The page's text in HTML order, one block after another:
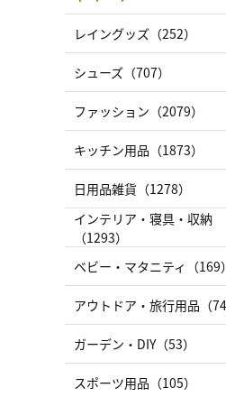
レイングッズ（252）
シューズ（707）
ファッション（2079）
キッチン用品（1873）
日用品雑貨（1278）
インテリア・寝具・収納
（1293）
ベビー・マタニティ（169）
アウトドア・旅行用品（74
ガーデン・DIY（53）
スポーツ用品（105）